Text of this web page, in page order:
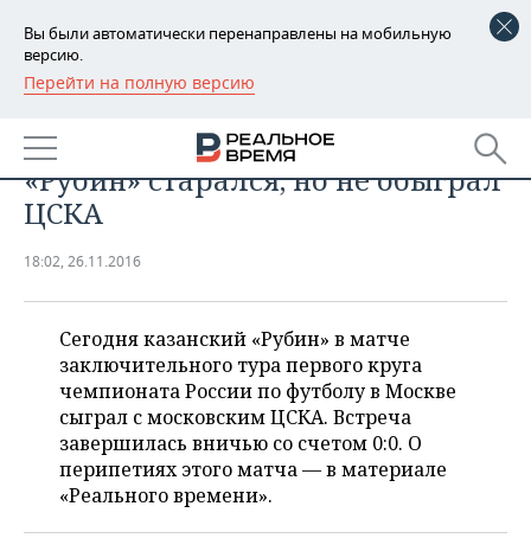
Вы были автоматически перенаправлены на мобильную
версию.
Перейти на полную версию
РЕГИОНЫ
БАШКОРТОСТАН
ТАТАРСТАН
НОВОСТИ
АНАЛИТИКА
ДЕКЛАРАЦИИ О ДОХОДАХ
КОРОЛИ ГОСЗАКАЗА ПФО
ВУЗЫ ТАТАРСТАНА
КОМУ ПРИНАДЛЕЖАТ
ТОРГОВЫЕ ЦЕНТРЫ
ТАТАРСТАНА
НОВОСТИ ЭКОНОМИКИ
ФИНАНСЫ
БАНКИ
БЮДЖЕТ
ПРОМЫШЛЕННОСТЬ
НОВОСТИ
ПРОМЫШЛЕННОСТИ
АГРОПРОМ
МАШИНОСТРОЕНИЕ
НЕФТЕХИМИЯ
НЕДВИЖИМОСТЬ
НОВОСТИ НЕДВИЖИМОСТИ
АВТО
НОВОСТИ АВТО
БИЗНЕС
Веселая игра привела к нулям —
«Рубин» старался, но не обыграл
ЦСКА
18:02, 26.11.2016
Сегодня казанский «Рубин» в матче
заключительного тура первого круга
чемпионата России по футболу в Москве
сыграл с московским ЦСКА. Встреча
завершилась вничью со счетом 0:0. О
перипетиях этого матча — в материале
«Реального времени».